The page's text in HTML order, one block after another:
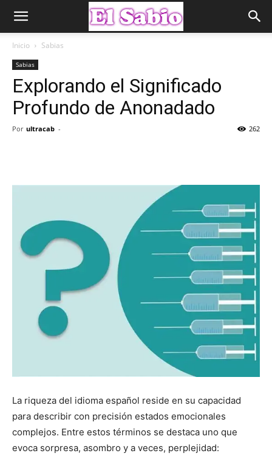
Inicio Sabias
Sabias
Explorando el Significado
Profundo de Anonadado
Por ultracab - 262
La riqueza del idioma español reside en su capacidad
para describir con precisión estados emocionales
complejos. Entre estos términos se destaca uno que
evoca sorpresa, asombro y a veces, perplejidad: